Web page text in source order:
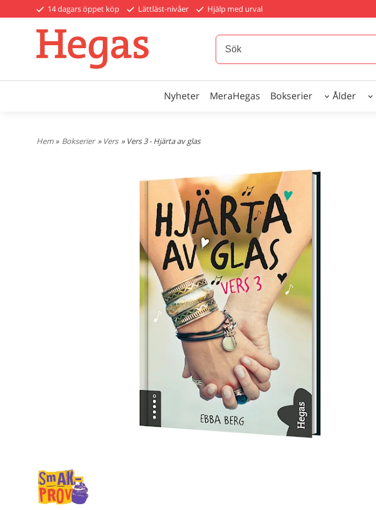
14 dagars öppet köp Lättläst-nivåer Hjälp med urval
Nyheter MeraHegas Bokserier Ålder
Hem» Bokserier » Vers » Vers 3 - Hjärta av glas